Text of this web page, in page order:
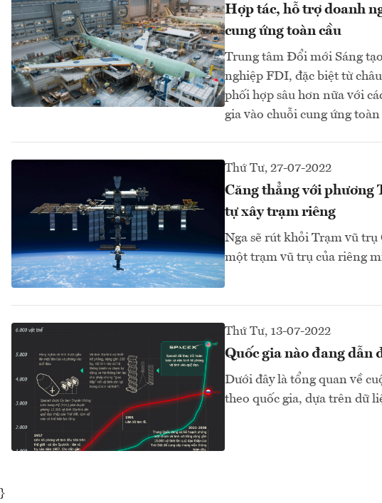
Hợp tác, hỗ trợ doanh
cung ứng toàn cầu
Trung tâm Đổi mới Sáng
nghiệp FDI, đặc biệt từ
phối hợp sâu hơn nữa với
gia vào chuỗi cung ứng
Thứ Tư, 27-07-2022
Căng thẳng với phương
tự xây trạm riêng
Nga sẽ rút khỏi Trạm vũ trụ
một trạm vũ trụ của riêng
Thứ Tư, 13-07-2022
Quốc gia nào đang dẫn
Dưới đây là tổng quan về
theo quốc gia, dựa trên dữ
}